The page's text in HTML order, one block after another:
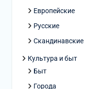
Европейские
Русские
Скандинавские
Культура и быт
Быт
Города